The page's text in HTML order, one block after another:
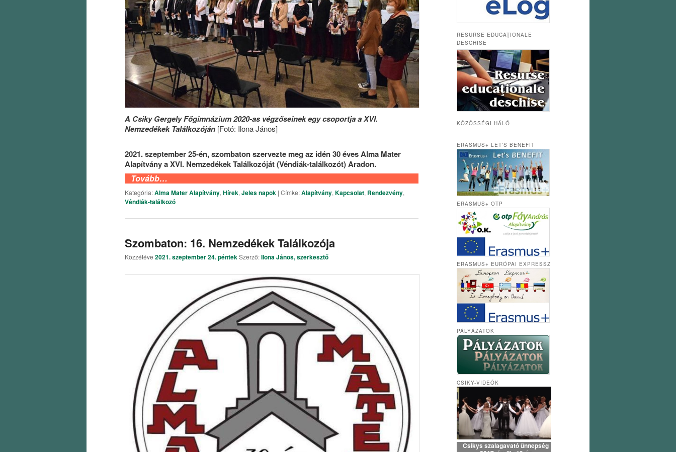
A Csiky Gergely Főgimnázium 2020-as végzőseinek egy csoportja a XVI.
Nemzedékek Találkozóján [Fotó: Ilona János]
2021. szeptember 25-én, szombaton szervezte meg az idén 30 éves Alma Mater
Alapítvány a XVI. Nemzedékek Találkozóját (Véndiák-találkozót) Aradon.
Tovább…
Kategória:Alma Mater Alapítvány, Hírek, Jeles napok | Címke:Alapítvány, Kapcsolat, Rendezvény,
Véndiák-találkozó
Szombaton: 16. Nemzedékek Találkozója
Közzétéve 2021. szeptember 24. péntekSzerző:Ilona János, szerkesztő
RESURSE EDUCAȚIONALE
DESCHISE
KÖZÖSSÉGI HÁLÓ
ERASMUS+ LET’S BENEFIT
ERASMUS+ OTP
ERASMUS+ EURÓPAI EXPRESSZ
PÁLYÁZATOK
CSIKY-VIDEÓK
Csikys szalagavató ünnepség